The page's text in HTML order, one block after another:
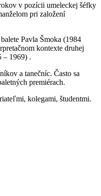
v pozícii umeleckej šéfky
pri založení
Pavla Šmoka (1984
kontexte druhej
– 1969) .
a tanečníc. Často sa
premiérach.
kolegami, študentmi.